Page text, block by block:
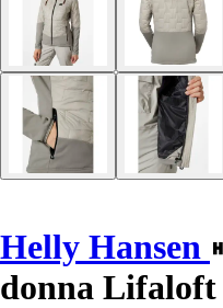
Helly Hansen
donna